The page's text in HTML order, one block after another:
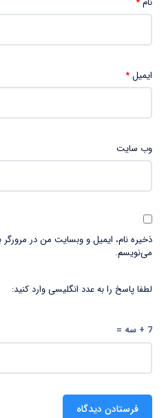
ایمیل*
وب‌ سایت
ذخیره نام، ایمیل و وبسایت من در مرورگر
می‌نویسم.
لطفا پاسخ را به عدد انگلیسی وارد کنید:
7 + سه =